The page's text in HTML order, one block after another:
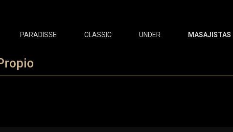
PARADISSE CLASSIC UNDER MASAJISTAS